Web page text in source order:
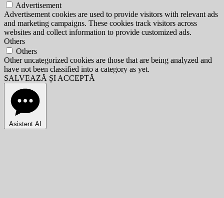
Advertisement
Advertisement cookies are used to provide visitors with relevant ads
and marketing campaigns. These cookies track visitors across
websites and collect information to provide customized ads.
Others
Others
Other uncategorized cookies are those that are being analyzed and
have not been classified into a category as yet.
SALVEAZĂ ȘI ACCEPTĂ
Asistent AI